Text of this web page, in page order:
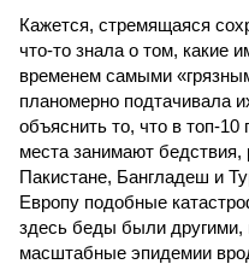
Кажется, стремящаяся
что-то знала о том, какие
временем самыми
планомерно подтачивала
объяснить то, что в топ-
места занимают
Пакистане, Бангладеш и
Европу подобные
здесь беды были
масштабные эпидемии